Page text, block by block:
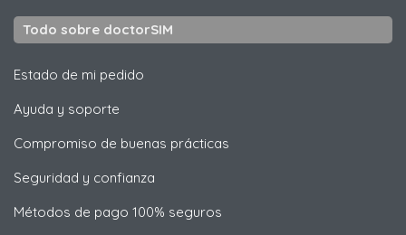
Todo sobre doctorSIM
Estado de mi pedido
Ayuda y soporte
Compromiso de buenas prácticas
Seguridad y confianza
Métodos de pago 100% seguros